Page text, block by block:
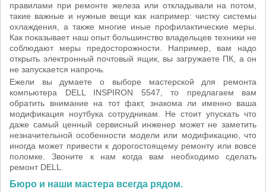
правилами при ремонте железа или откладывали на потом,
такие важные и нужные вещи как например: чистку системы
охлаждения, а также многие иные профилактические меры.
Как показывает наш опыт большинство владельцев техники не
соблюдают меры предосторожности. Например, вам надо
открыть электронный почтовый ящик, вы загружаете ПК, а он
не запускается напрочь.
Ежели вы думаете о выборе мастерской для ремонта
компьютера DELL INSPIRON 5547, то предлагаем вам
обратить внимание на тот факт, знакома ли именно ваша
модификация ноутбука сотрудникам. Не стоит упускать что
даже самый ценный сервисный инженер может не заметить
незначительной особенности модели или модификацию, что
иногда может привести к дорогостоящему ремонту или вовсе
поломке. Звоните к нам когда вам необходимо сделать
ремонт DELL.
Бюро и наши мастера всегда рядом.